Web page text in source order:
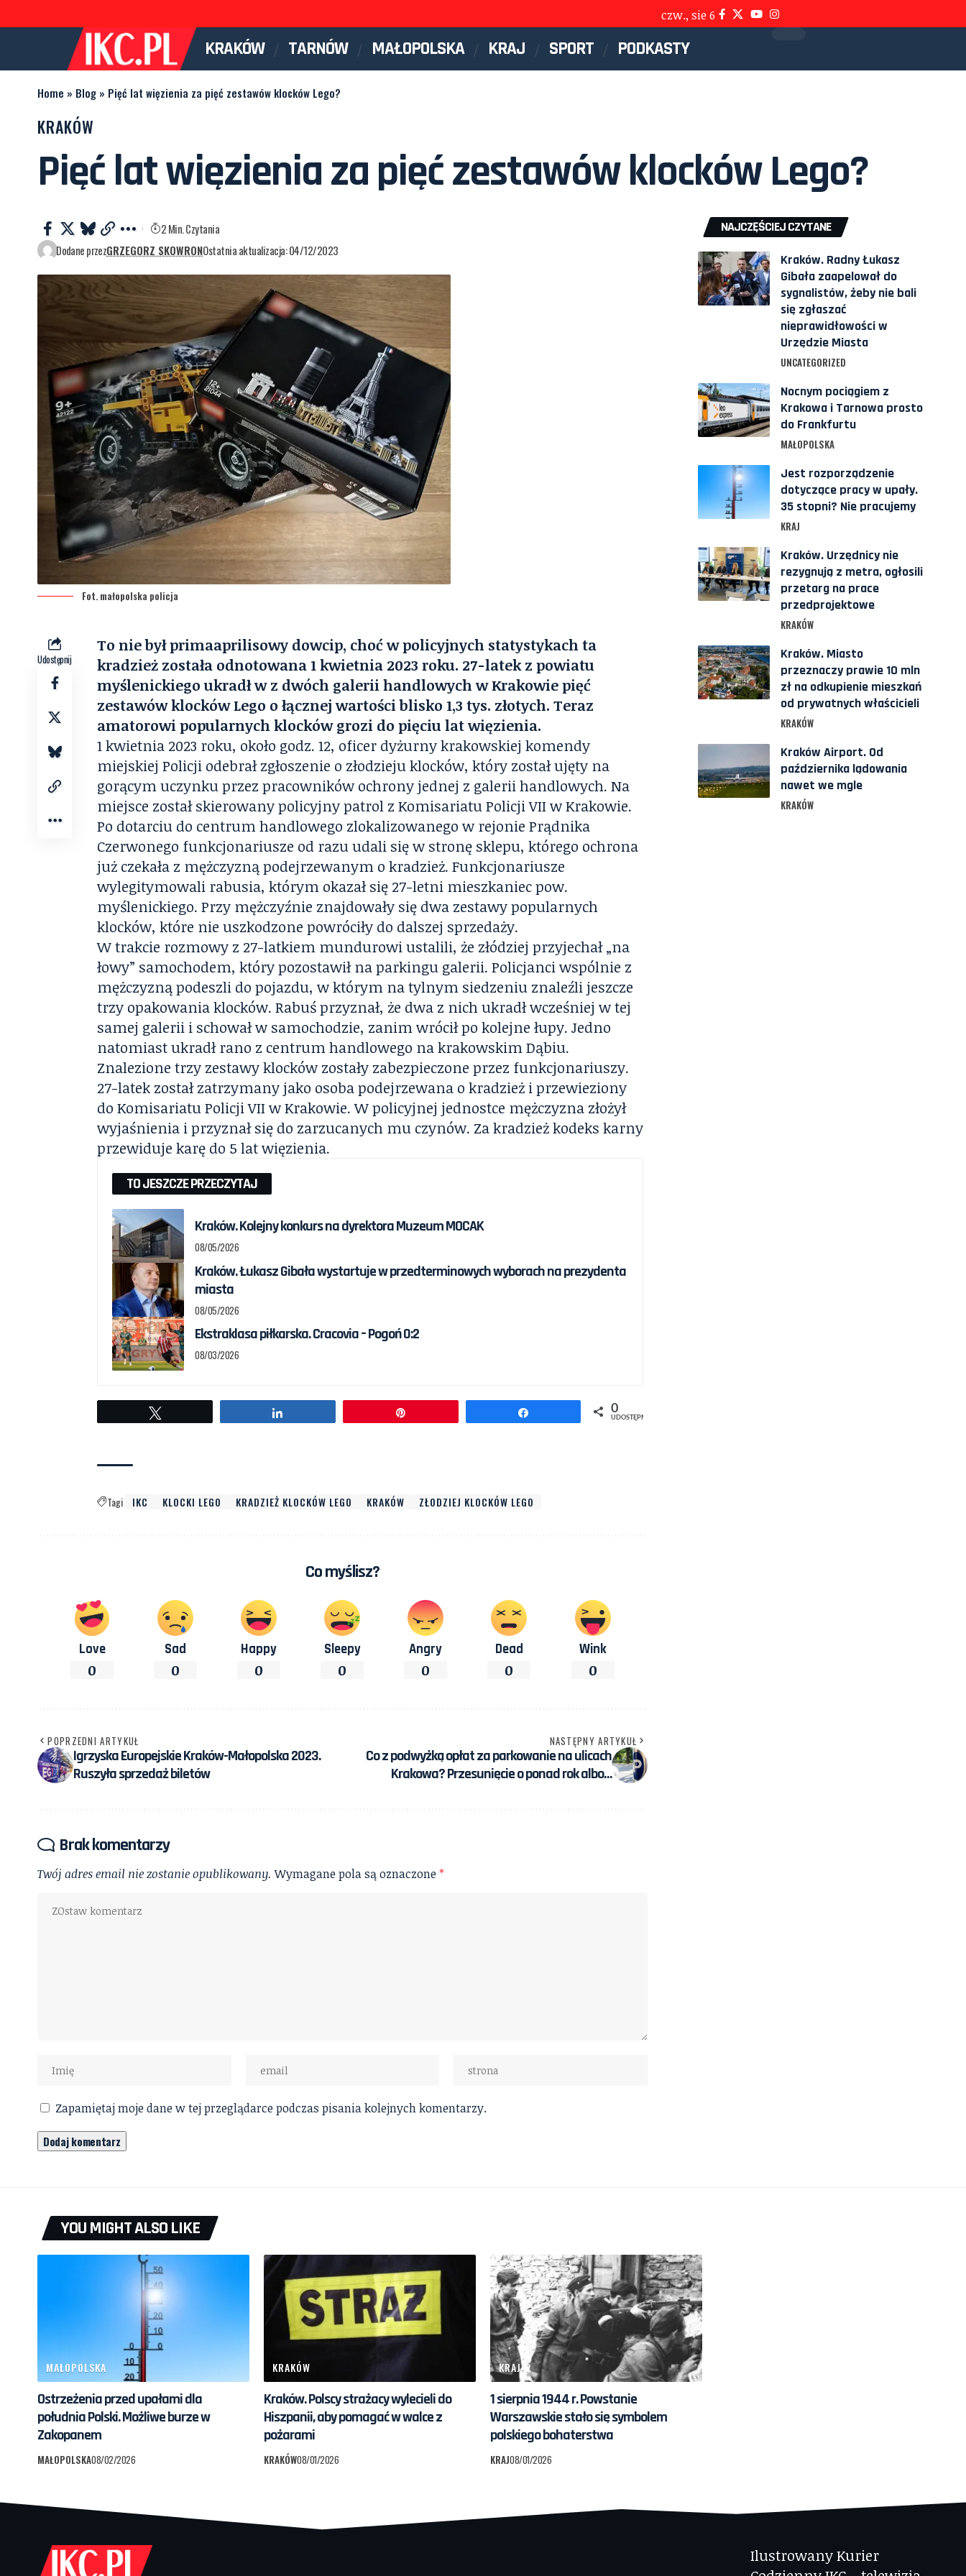
czw., sie 6
KRAKÓW TARNÓW MAŁOPOLSKA KRAJ SPORT PODKASTY
Home » Blog » Pięć lat więzienia za pięć zestawów klocków Lego?
KRAKÓW
Pięć lat więzienia za pięć zestawów klocków Lego?
Dodane przezGRZEGORZ SKOWRONOstatnia aktualizacja: 04/12/2023
2 Min. Czytania
Fot. małopolska policja
Udostępnij
To nie był primaaprilisowy dowcip, choć w policyjnych statystykach ta
kradzież została odnotowana 1 kwietnia 2023 roku. 27-latek z powiatu
myślenickiego ukradł w z dwóch galerii handlowych w Krakowie pięć
zestawów klocków Lego o łącznej wartości blisko 1,3 tys. złotych. Teraz
amatorowi popularnych klocków grozi do pięciu lat więzienia.
1 kwietnia 2023 roku, około godz. 12, oficer dyżurny krakowskiej komendy
miejskiej Policji odebrał zgłoszenie o złodzieju klocków, który został ujęty na
gorącym uczynku przez pracowników ochrony jednej z galerii handlowych. Na
miejsce został skierowany policyjny patrol z Komisariatu Policji VII w Krakowie.
Po dotarciu do centrum handlowego zlokalizowanego w rejonie Prądnika
Czerwonego funkcjonariusze od razu udali się w stronę sklepu, którego ochrona
już czekała z mężczyzną podejrzewanym o kradzież. Funkcjonariusze
wylegitymowali rabusia, którym okazał się 27-letni mieszkaniec pow.
myślenickiego. Przy mężczyźnie znajdowały się dwa zestawy popularnych
klocków, które nie uszkodzone powróciły do dalszej sprzedaży.
W trakcie rozmowy z 27-latkiem mundurowi ustalili, że złódziej przyjechał „na
łowy” samochodem, który pozostawił na parkingu galerii. Policjanci wspólnie z
mężczyzną podeszli do pojazdu, w którym na tylnym siedzeniu znaleźli jeszcze
trzy opakowania klocków. Rabuś przyznał, że dwa z nich ukradł wcześniej w tej
samej galerii i schował w samochodzie, zanim wrócił po kolejne łupy. Jedno
natomiast ukradł rano z centrum handlowego na krakowskim Dąbiu.
Znalezione trzy zestawy klocków zostały zabezpieczone przez funkcjonariuszy.
27-latek został zatrzymany jako osoba podejrzewana o kradzież i przewieziony
do Komisariatu Policji VII w Krakowie. W policyjnej jednostce mężczyzna złożył
wyjaśnienia i przyznał się do zarzucanych mu czynów. Za kradzież kodeks karny
przewiduje karę do 5 lat więzienia.
TO JESZCZE PRZECZYTAJ
Kraków. Kolejny konkurs na dyrektora Muzeum MOCAK
08/05/2026
Kraków. Łukasz Gibała wystartuje w przedterminowych wyborach na prezydenta
miasta
08/05/2026
Ekstraklasa piłkarska. Cracovia – Pogoń 0:2
08/03/2026
0
UDOSTĘPNIEŃ
Tagi IKC KLOCKI LEGO KRADZIEŻ KLOCKÓW LEGO KRAKÓW ZŁODZIEJ KLOCKÓW LEGO
Co myślisz?
Love
0
Sad
0
Happy
0
Sleepy
0
Angry
0
Dead
0
Wink
0
POPRZEDNI ARTYKUŁ
Igrzyska Europejskie Kraków-Małopolska 2023.
Ruszyła sprzedaż biletów
NASTĘPNY ARTYKUŁ
Co z podwyżką opłat za parkowanie na ulicach
Krakowa? Przesunięcie o ponad rok albo…
Brak komentarzy
Twój adres email nie zostanie opublikowany. Wymagane pola są oznaczone*
Zapamiętaj moje dane w tej przeglądarce podczas pisania kolejnych komentarzy.
NAJCZĘŚCIEJ CZYTANE
Kraków. Radny Łukasz
Gibała zaapelował do
sygnalistów, żeby nie bali
się zgłaszać
nieprawidłowości w
Urzędzie Miasta
UNCATEGORIZED
Nocnym pociągiem z
Krakowa i Tarnowa prosto
do Frankfurtu
MAŁOPOLSKA
Jest rozporządzenie
dotyczące pracy w upały.
35 stopni? Nie pracujemy
KRAJ
Kraków. Urzędnicy nie
rezygnują z metra, ogłosili
przetarg na prace
przedprojektowe
KRAKÓW
Kraków. Miasto
przeznaczy prawie 10 mln
zł na odkupienie mieszkań
od prywatnych właścicieli
KRAKÓW
Kraków Airport. Od
października lądowania
nawet we mgle
KRAKÓW
YOU MIGHT ALSO LIKE
MAŁOPOLSKA
Ostrzeżenia przed upałami dla
południa Polski. Możliwe burze w
Zakopanem
MAŁOPOLSKA08/02/2026
KRAKÓW
Kraków. Polscy strażacy wylecieli do
Hiszpanii, aby pomagać w walce z
pożarami
KRAKÓW08/01/2026
KRAJ
1 sierpnia 1944 r. Powstanie
Warszawskie stało się symbolem
polskiego bohaterstwa
KRAJ08/01/2026
Ilustrowany Kurier